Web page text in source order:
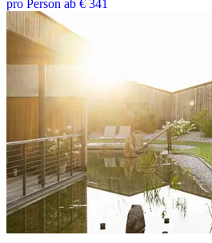
pro Person ab € 341